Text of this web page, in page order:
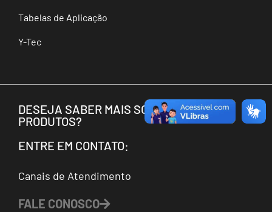
Tabelas de Aplicação
Y-Tec
DESEJA SABER MAIS SOBRE OS NOSSOS
PRODUTOS?
ENTRE EM CONTATO:
Canais de Atendimento
FALE CONOSCO